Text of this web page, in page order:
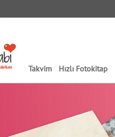
Takvim Hızlı Fotokitap